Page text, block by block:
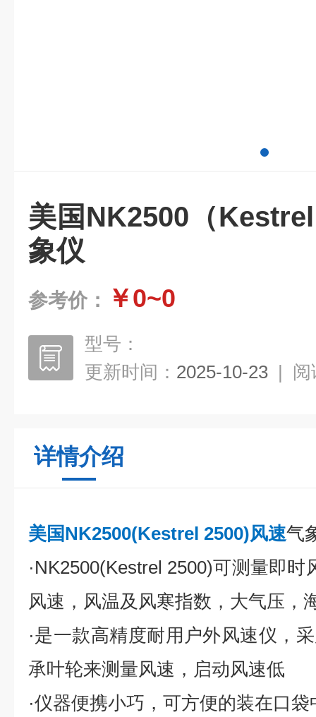
美国NK2500（
象仪
参考价： ￥0~0
型号：
更新时间： 2025-10-23 | 阅
详情介绍
美国NK2500(Kestrel 2500)风速气
·NK2500(Kestrel 2500)可测量即
风速，风温及风寒指数，大气压，
·是一款高精度耐用户外风速仪，
承叶轮来测量风速，启动风速低
·仪器便携小巧，可方便的装在口袋